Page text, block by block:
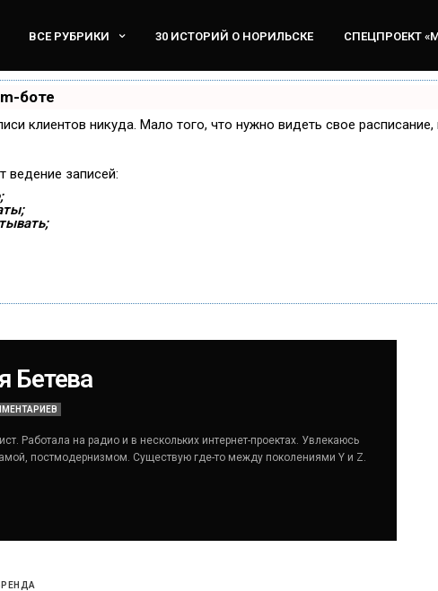
ВСЕ РУБРИКИ 30 ИСТОРИЙ О НОРИЛЬСКЕ СПЕЦПРОЕКТ
боте
клиентов никуда. Мало того, что нужно видеть свое
ведение записей:
Бетева
Работала на радио и в нескольких интернет-проектах. Увлекаюсь
постмодернизмом. Существую где-то между поколениями Y и Z.